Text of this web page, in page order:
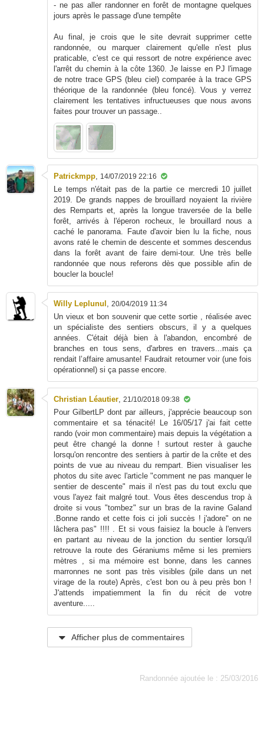
- ne pas aller randonner en forêt de montagne quelques
jours après le passage d'une tempête
Au final, je crois que le site devrait supprimer cette
randonnée, ou marquer clairement qu'elle n'est plus
praticable, c'est ce qui ressort de notre expérience avec
l'arrêt du chemin à la côte 1360. Je laisse en PJ l'image
de notre trace GPS (bleu ciel) comparée à la trace GPS
théorique de la randonnée (bleu foncé). Vous y verrez
clairement les tentatives infructueuses que nous avons
faites pour trouver un passage..
Patrickmpp, 14/07/2019 22:16
Le temps n'était pas de la partie ce mercredi 10 juillet
2019. De grands nappes de brouillard noyaient la rivière
des Remparts et, après la longue traversée de la belle
forêt, arrivés à l'éperon rocheux, le brouillard nous a
caché le panorama. Faute d'avoir bien lu la fiche, nous
avons raté le chemin de descente et sommes descendus
dans la forêt avant de faire demi-tour. Une très belle
randonnée que nous referons dès que possible afin de
boucler la boucle!
Willy Leplunul , 20/04/2019 11:34
Un vieux et bon souvenir que cette sortie , réalisée avec
un spécialiste des sentiers obscurs, il y a quelques
années. C'était déjà bien à l'abandon, encombré de
branches en tous sens, d'arbres en travers...mais ça
rendait l’affaire amusante! Faudrait retourner voir (une fois
opérationnel) si ça passe encore.
Christian Léautier, 21/10/2018 09:38
Pour GilbertLP dont par ailleurs, j'apprécie beaucoup son
commentaire et sa ténacité! Le 16/05/17 j'ai fait cette
rando (voir mon commentaire) mais depuis la végétation a
peut être changé la donne ! surtout rester à gauche
lorsqu'on rencontre des sentiers à partir de la crête et des
points de vue au niveau du rempart. Bien visualiser les
photos du site avec l'article "comment ne pas manquer le
sentier de descente" mais il n'est pas du tout exclu que
vous l'ayez fait malgré tout. Vous êtes descendus trop à
droite si vous "tombez" sur un bras de la ravine Galand
.Bonne rando et cette fois ci joli succès ! j'adore" on ne
lâchera pas" !!!! . Et si vous faisiez la boucle à l'envers
en partant au niveau de la jonction du sentier lorsqu'il
retrouve la route des Géraniums même si les premiers
mètres , si ma mémoire est bonne, dans les cannes
marronnes ne sont pas très visibles (pile dans un net
virage de la route) Après, c'est bon ou à peu près bon !
J'attends impatiemment la fin du récit de votre
aventure.....
Afficher plus de commentaires
Randonnée ajoutée le : 25/03/2016